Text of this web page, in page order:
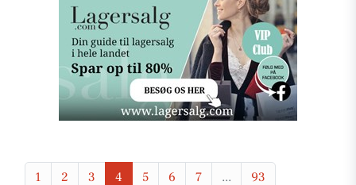
1 2 3 4 5 6 7 ... 93